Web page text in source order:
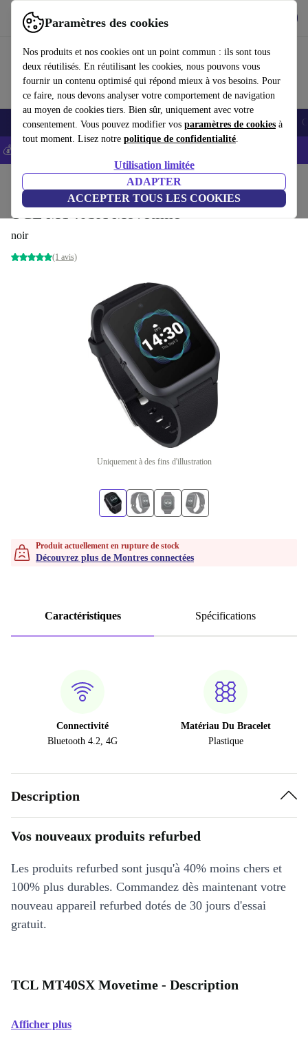
Paramètres des cookies
Nos produits et nos cookies ont un point commun : ils sont tous
deux réutilisés. En réutilisant les cookies, nous pouvons vous
fournir un contenu optimisé qui répond mieux à vos besoins. Pour
ce faire, nous devons analyser votre comportement de navigation
au moyen de cookies tiers. Bien sûr, uniquement avec votre
consentement. Vous pouvez modifier vos paramètres de cookies à
tout moment. Lisez notre politique de confidentialité.
Utilisation limitée
ADAPTER
ACCEPTER TOUS LES COOKIES
Utilisez refurbed rapidement et facilement
Smartphones Laptops Tablettes Montres connectées Accessoires
💰-5% EXTRA sur les iPhones – Code: IPHONEDEAL -
Montres connectées
TCL MT40SX Movetime
noir
(1 avis)
Uniquement à des fins d'illustration
Produit actuellement en rupture de stock
Découvrez plus de Montres connectées
Caractéristiques Spécifications
Connectivité
Bluetooth 4.2, 4G
Matériau Du Bracelet
Plastique
Description
Vos nouveaux produits refurbed
Les produits refurbed sont jusqu'à 40% moins chers et
100% plus durables. Commandez dès maintenant votre
nouveau appareil refurbed dotés de 30 jours d'essai
gratuit.
TCL MT40SX Movetime - Description
Afficher plus